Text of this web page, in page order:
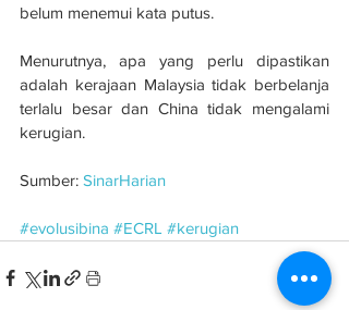
belum menemui kata putus.
Menurutnya, apa yang perlu dipastikan
adalah kerajaan Malaysia tidak berbelanja
terlalu besar dan China tidak mengalami
kerugian.
Sumber: SinarHarian
#evolusibina #ECRL #kerugian